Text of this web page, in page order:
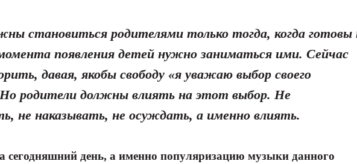
становиться родителями только тогда, когда готовы
появления детей нужно заниматься ими. Сейчас
давая, якобы свободу «я уважаю выбор своего
Но родители должны влиять на этот выбор. Не
не наказывать, не осуждать, а именно влиять.
сегодняшний день, а именно популяризацию музыки данного
Я согласен с политикой конфиденциальности и защиты информации*
Я согласен с политикой конфиденциальности и защиты информации*